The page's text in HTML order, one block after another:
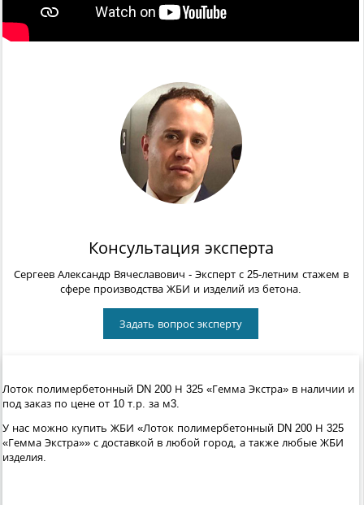
Консультация эксперта
Сергеев Александр Вячеславович - Эксперт с 25-летним стажем в
сфере производства ЖБИ и изделий из бетона.
Задать вопрос эксперту
Лоток полимербетонный DN 200 Н 325 «Гемма Экстра» в наличии и
под заказ по цене от 10 т.р. за м3.
У нас можно купить ЖБИ «Лоток полимербетонный DN 200 Н 325
«Гемма Экстра»» с доставкой в любой город, а также любые ЖБИ
изделия.